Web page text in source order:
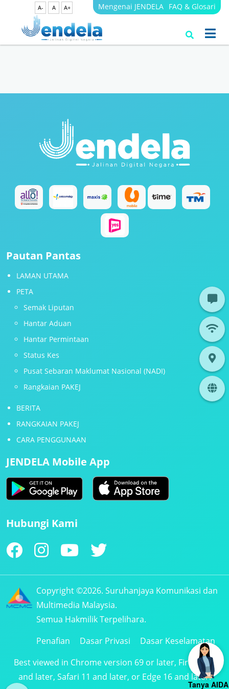
A- A A+ Mengenai JENDELA FAQ & Glosari
Search Results
Pautan Pantas
LAMAN UTAMA
PETA
Semak Liputan
Hantar Aduan
Hantar Permintaan
Status Kes
Pusat Sebaran Maklumat Nasional (NADI)
Rangkaian PAKEJ
BERITA
RANGKAIAN PAKEJ
CARA PENGGUNAAN
JENDELA Mobile App
Hubungi Kami
Copyright ©2026. Suruhanjaya Komunikasi dan
Multimedia Malaysia.
Semua Hakmilik Terpelihara.
Penafian
Dasar Privasi
Dasar Keselamatan
Best viewed in Chrome version 69 or later, Firefox 61
and later, Safari 11 and later, or Edge 16 and later.